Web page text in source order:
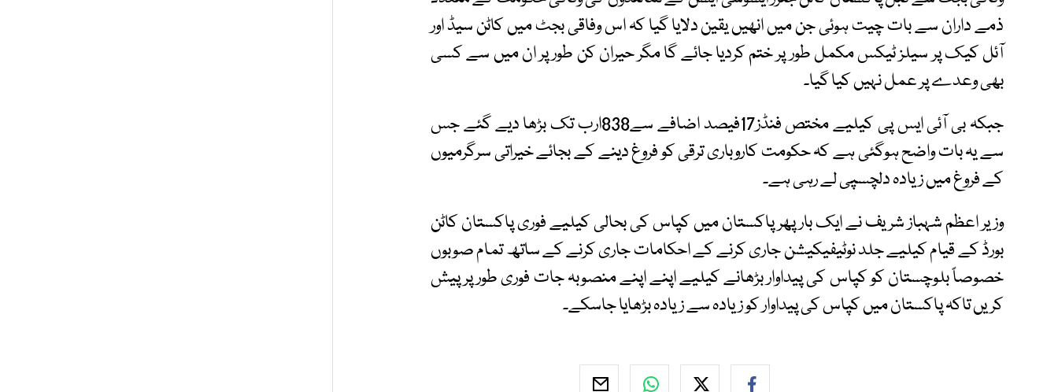
ذمے داران سے بات چیت ہوئی جن میں انھیں یقین دلایا گیا کہ اس وفاقی بجٹ میں کاٹن سیڈ اور
آئل کیک پر سیلز ٹیکس مکمل طور پر ختم کردیا جائے گا مگر حیران کن طور پر ان میں سے کسی
بھی وعدے پر عمل نہیں کیا گیا۔
جبکہ بی آئی ایس پی کیلیے مختص فنڈز17فیصد اضافے سے838ارب تک بڑھا دیے گئے جس
سے یہ بات واضح ہوگئی ہے کہ حکومت کاروباری ترقی کو فروغ دینے کے بجائے خیراتی سرگرمیوں
کے فروغ میں زیادہ دلچسپی لے رہی ہے۔
وزیر اعظم شہباز شریف نے ایک بار پھر پاکستان میں کپاس کی بحالی کیلیے فوری پاکستان کاٹن
بورڈ کے قیام کیلیے جلد نوٹیفیکیشن جاری کرنے کے احکامات جاری کرنے کے ساتھ تمام صوبوں
خصوصاً بلوچستان کو کپاس کی پیداوار بڑھانے کیلیے اپنے اپنے منصوبہ جات فوری طور پر پیش
کریں تاکہ پاکستان میں کپاس کی پیداوار کو زیادہ سے زیادہ بڑھایا جاسکے۔